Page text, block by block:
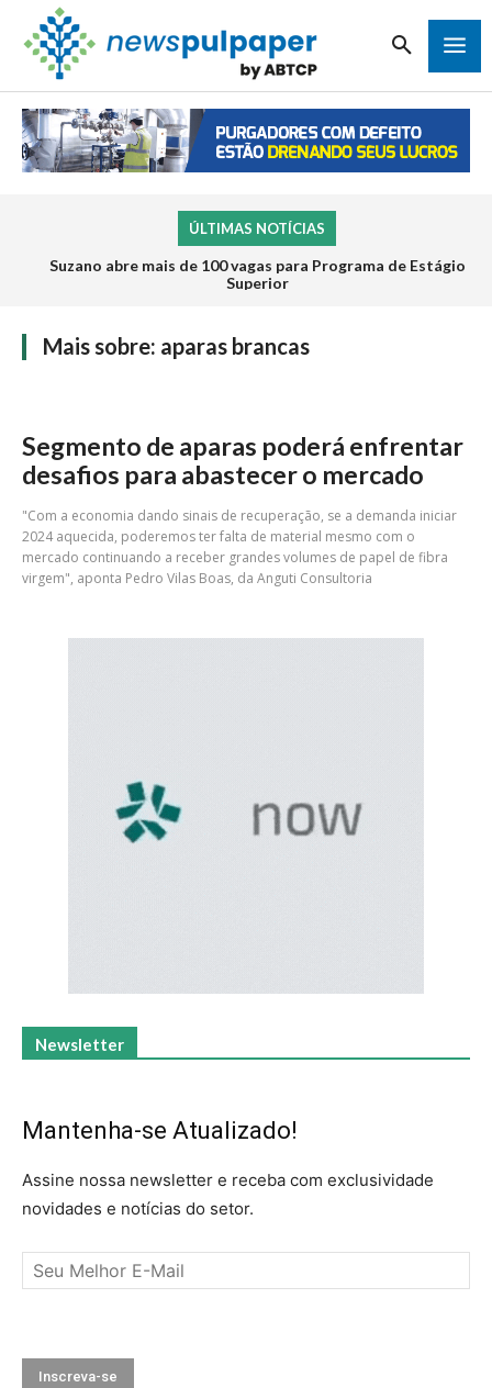
ÚLTIMAS NOTÍCIAS
Suzano abre mais de 100 vagas para Programa de Estágio
Superior
Mais sobre: aparas brancas
Segmento de aparas poderá enfrentar
desafios para abastecer o mercado
"Com a economia dando sinais de recuperação, se a demanda iniciar
2024 aquecida, poderemos ter falta de material mesmo com o
mercado continuando a receber grandes volumes de papel de fibra
virgem", aponta Pedro Vilas Boas, da Anguti Consultoria
Mantenha-se Atualizado!
novidades e notícias do setor.